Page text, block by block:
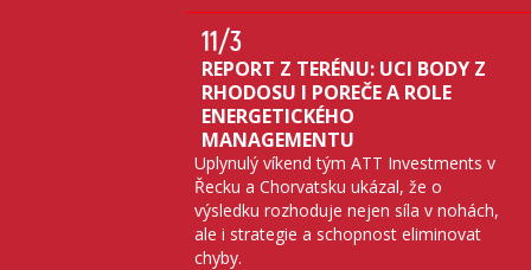
11/3
REPORT Z TERÉNU: UCI BODY Z
RHODOSU I POREČE A ROLE
ENERGETICKÉHO
MANAGEMENTU
Uplynulý víkend tým ATT Investments v
Řecku a Chorvatsku ukázal, že o
výsledku rozhoduje nejen síla v nohách,
ale i strategie a schopnost eliminovat
chyby.